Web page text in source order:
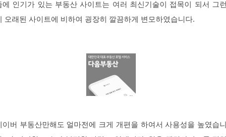
에 인기가 있는 부동산 사이트는 여러 최신기술이 접목이 되서 그런
오래된 사이트에 비하여 굉장히 깔끔하게 변모하였습니다.
이버 부동산만해도 얼마전에 크게 개편을 하여서 사용성을 높였습니